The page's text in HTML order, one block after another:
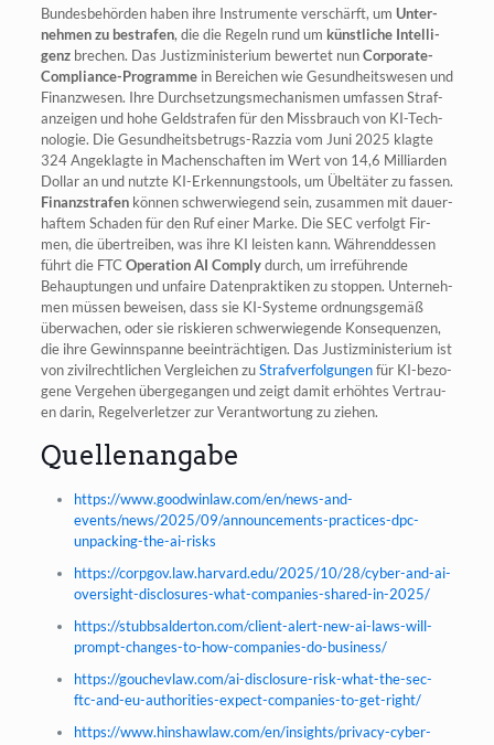
Bun­des­be­hör­den haben ihre Instru­men­te ver­schärft, um Unter­
neh­men zu bestra­fen, die die Regeln rund um künst­li­che Intel­li­
genzbre­chen. Das Jus­tiz­mi­nis­te­ri­um bewer­tet nunCor­po­ra­te-
Com­pli­ance-Pro­gram­mein Berei­chen wie Gesund­heits­we­sen und
Finanz­we­sen. Ihre Durch­set­zungs­me­cha­nis­men umfas­sen Straf­
an­zei­gen und hohe Geld­stra­fen für den Miss­brauch von KI-Tech­
no­lo­gie. Die Gesund­heits­be­trugs-Raz­zia vom Juni 2025 klag­te
324 Ange­klag­te in Machen­schaf­ten im Wert von 14,6 Mil­li­ar­den
Dol­lar an und nutz­te KI-Erken­nungs­tools, um Übel­tä­ter zu fas­sen.
Finanz­stra­fenkön­nen schwer­wie­gend sein, zusam­men mit dau­er­
haf­tem Scha­den für den Ruf einer Mar­ke. Die SEC ver­folgt Fir­
men, die über­trei­ben, was ihre KI leis­ten kann. Wäh­rend­des­sen
führt die FTC Ope­ra­ti­on AI Com­plydurch, um irre­füh­ren­de
Behaup­tun­gen und unfai­re Daten­prak­ti­ken zu stop­pen. Unter­neh­
men müs­sen bewei­sen, dass sie KI-Sys­te­me ord­nungs­ge­mäß
über­wa­chen, oder sie ris­kie­ren schwer­wie­gen­de Kon­se­quen­zen,
die ihre Gewinn­span­ne beein­träch­ti­gen. Das Jus­tiz­mi­nis­te­ri­um ist
von zivil­recht­li­chen Ver­glei­chen zuStraf­ver­fol­gun­genfür KI-bezo­
ge­ne Ver­ge­hen über­ge­gan­gen und zeigt damit erhöh­tes Ver­trau­
en dar­in, Regel­ver­let­zer zur Ver­ant­wor­tung zu ziehen.
Quellenangabe
https://www.goodwinlaw.com/en/news-and-
events/news/2025/09/announcements-practices-dpc-
unpacking-the-ai-risks
https://corpgov.law.harvard.edu/2025/10/28/cyber-and-ai-
oversight-disclosures-what-companies-shared-in-2025/
https://stubbsalderton.com/client-alert-new-ai-laws-will-
prompt-changes-to-how-companies-do-business/
https://gouchevlaw.com/ai-disclosure-risk-what-the-sec-
ftc-and-eu-authorities-expect-companies-to-get-right/
https://www.hinshawlaw.com/en/insights/privacy-cyber-